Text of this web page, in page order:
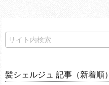
髪シェルジュ 記事（新着順）